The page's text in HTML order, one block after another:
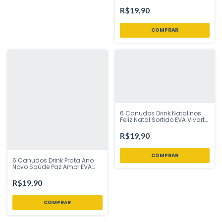
Festa Loja
R$19,90
6 Canudos Drink Prata Ano
Novo Saúde Paz Amor EVA
Loja
R$19,90
6 Canudos Drink Natalinos
Feliz Natal Sortido EVA Vivarte
R$19,90